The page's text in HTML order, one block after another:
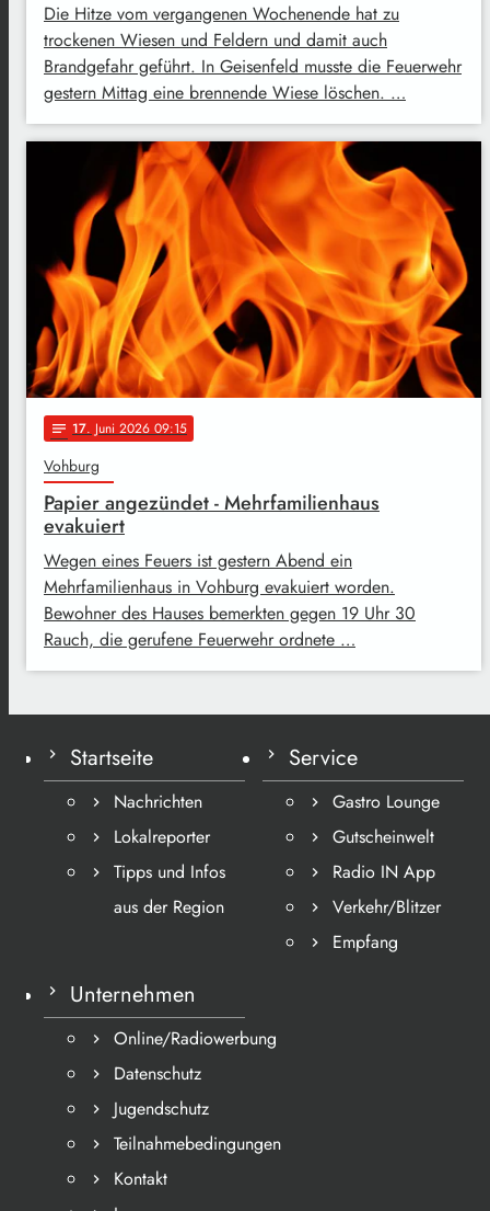
Die Hitze vom vergangenen Wochenende hat zu
trockenen Wiesen und Feldern und damit auch
Brandgefahr geführt. In Geisenfeld musste die Feuerwehr
gestern Mittag eine brennende Wiese löschen. …
notes 17. Juni 2026 09:15
Vohburg
Papier angezündet - Mehrfamilienhaus
evakuiert
Wegen eines Feuers ist gestern Abend ein
Mehrfamilienhaus in Vohburg evakuiert worden.
Bewohner des Hauses bemerkten gegen 19 Uhr 30
Rauch, die gerufene Feuerwehr ordnete …
Startseite
Nachrichten
Lokalreporter
Tipps und Infos
aus der Region
Service
Gastro Lounge
Gutscheinwelt
Radio IN App
Verkehr/Blitzer
Empfang
Unternehmen
Online/Radiowerbung
Datenschutz
Jugendschutz
Teilnahmebedingungen
Kontakt